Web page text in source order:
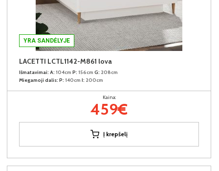
YRA SANDĖLYJE
LACETTI LCTL1142-M861 lova
Išmatavimai: A: 104cm P: 156cm G: 208cm
Miegamoji dalis: P: 140cm I: 200cm
Kaina:
459€
Į krepšelį